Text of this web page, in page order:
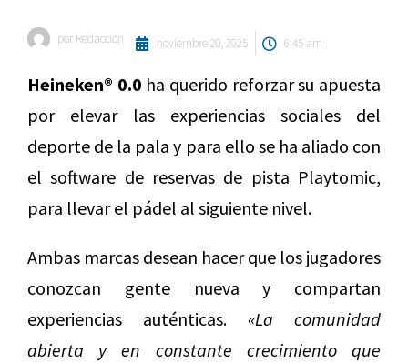
por Redaccion noviembre 20, 2025 6:45 am
Heineken® 0.0 ha querido reforzar su apuesta
por elevar las experiencias sociales del
deporte de la pala y para ello se ha aliado con
el software de reservas de pista Playtomic,
para llevar el pádel al siguiente nivel.
Ambas marcas desean hacer que los jugadores
conozcan gente nueva y compartan
experiencias auténticas. «La comunidad
abierta y en constante crecimiento que